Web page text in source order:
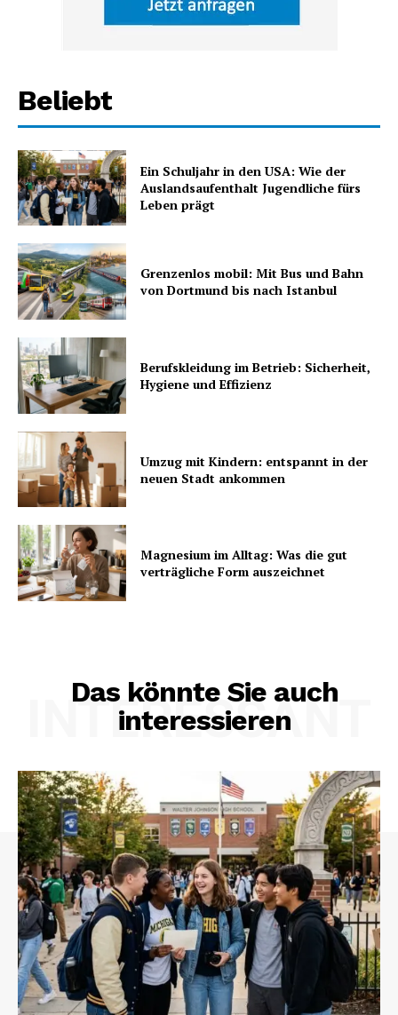
Beliebt
Ein Schuljahr in den USA: Wie der
Auslandsaufenthalt Jugendliche fürs
Leben prägt
Grenzenlos mobil: Mit Bus und Bahn
von Dortmund bis nach Istanbul
Berufskleidung im Betrieb: Sicherheit,
Hygiene und Effizienz
Umzug mit Kindern: entspannt in der
neuen Stadt ankommen
Magnesium im Alltag: Was die gut
verträgliche Form auszeichnet
Das könnte Sie auch
interessieren
INTERESSANT